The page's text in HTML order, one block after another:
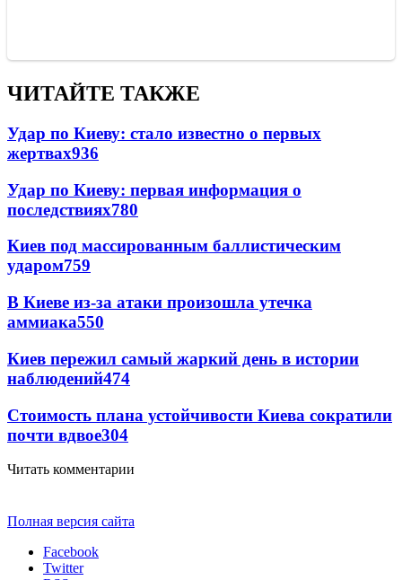
ЧИТАЙТЕ ТАКЖЕ
Удар по Киеву: стало известно о первых
жертвах936
Удар по Киеву: первая информация о
последствиях780
Киев под массированным баллистическим
ударом759
В Киеве из-за атаки произошла утечка
аммиака550
Киев пережил самый жаркий день в истории
наблюдений474
Стоимость плана устойчивости Киева сократили
почти вдвое304
Читать комментарии
Полная версия сайта
Facebook
Twitter